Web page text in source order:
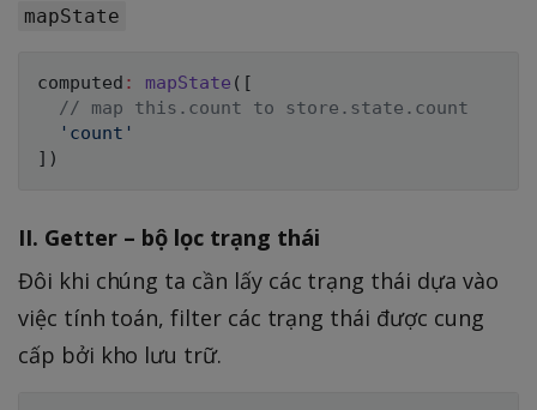
mapState
computed : mapState ( [
// map this.count to store.state.count
'count'
] )
II. Getter – bộ lọc trạng thái
Đôi khi chúng ta cần lấy các trạng thái dựa vào
việc tính toán, filter các trạng thái được cung
cấp bởi kho lưu trữ.